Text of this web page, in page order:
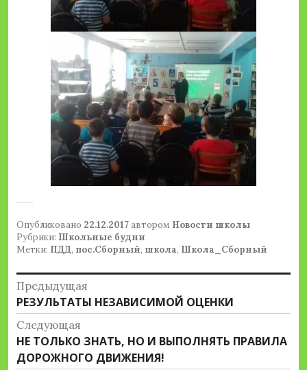
Опубликовано 22.12.2017автором Новости школы
Рубрики: Школьные будни
Метки: ПДД, пос.Сборный, школа, Школа_Сборный
Навигация
по
записям
Предыдущая
Предыдущая
запись:
РЕЗУЛЬТАТЫ НЕЗАВИСИМОЙ ОЦЕНКИ
Следующая
Следующая
запись:
НЕ ТОЛЬКО ЗНАТЬ, НО И ВЫПОЛНЯТЬ ПРАВИЛА
ДОРОЖНОГО ДВИЖЕНИЯ!